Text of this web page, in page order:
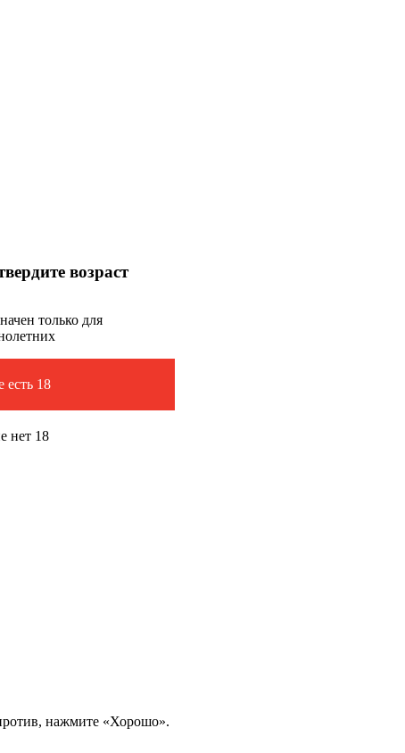
возраст
только для
есть 18
нет 18
нажмите «Хорошо».